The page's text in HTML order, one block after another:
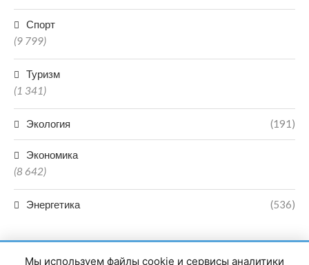
Спорт
(9 799)
Туризм
(1 341)
Экология (191)
Экономика
(8 642)
Энергетика (536)
Мы используем файлы cookie и сервисы аналитики